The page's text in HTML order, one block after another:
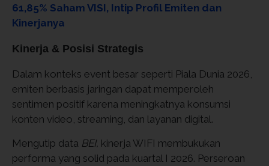
61,85% Saham VISI, Intip Profil Emiten dan
Kinerjanya
Kinerja & Posisi Strategis
Dalam konteks event besar seperti Piala Dunia 2026,
emiten berbasis jaringan dapat memperoleh
sentimen positif karena meningkatnya konsumsi
konten video, streaming, dan layanan digital.
Mengutip data BEI, kinerja WIFI membukukan
performa yang solid pada kuartal I 2026. Perseroan